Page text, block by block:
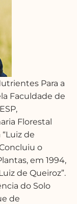
Para a
Faculdade de
Florestal
de
o
em 1994,
de Queiroz”.
do Solo
de